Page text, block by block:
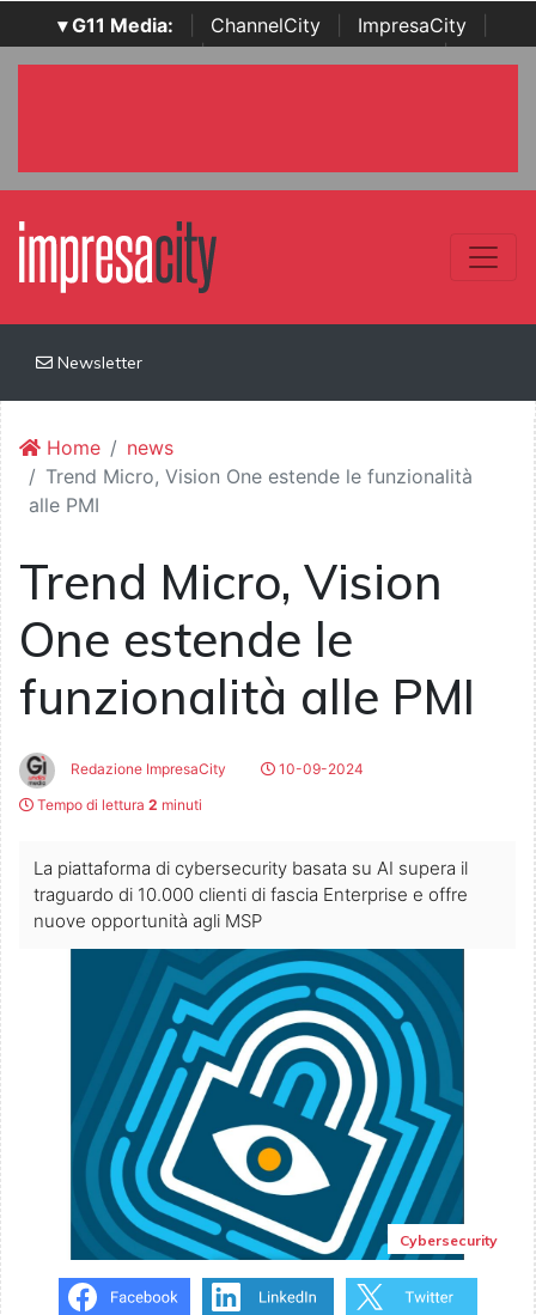
▾ G11 Media: ChannelCity ImpresaCity
SecurityOpenLab | Italian Channel Awards | Italian
Newsletter
Home
news
Trend Micro, Vision One estende le funzionalità
alle PMI
Trend Micro, Vision
One estende le
funzionalità alle PMI
Redazione ImpresaCity
10-09-2024
Tempo di lettura 2 minuti
La piattaforma di cybersecurity basata su AI supera il
traguardo di 10.000 clienti di fascia Enterprise e offre
nuove opportunità agli MSP
Cybersecurity